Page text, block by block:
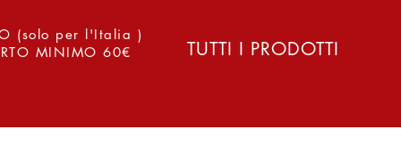
(solo per l'Italia )
MINIMO 60€
TUTTI I PRODOTTI